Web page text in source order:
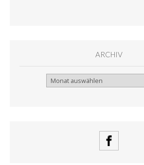
ARCHIV
Archiv